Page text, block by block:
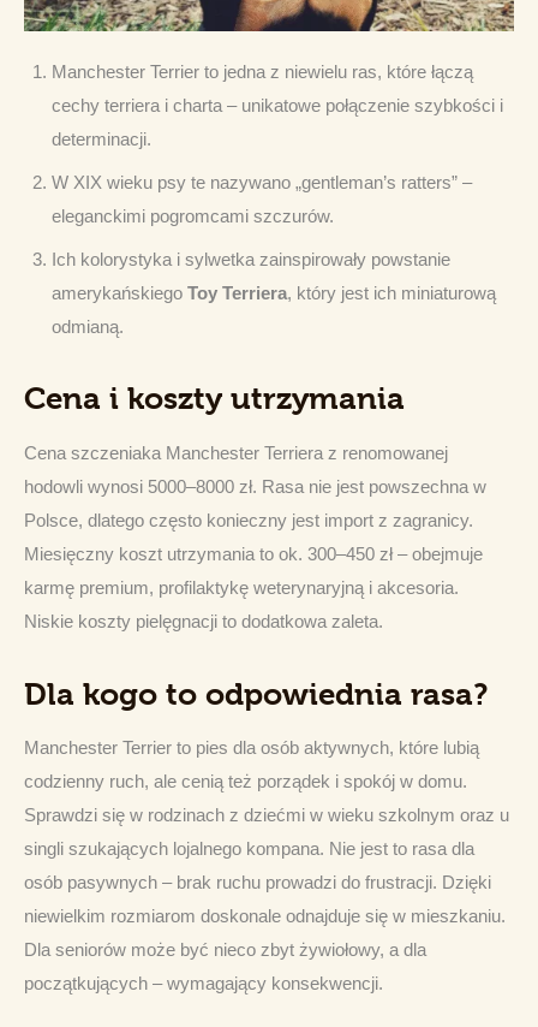
Manchester Terrier to jedna z niewielu ras, które łączą
cechy terriera i charta – unikatowe połączenie szybkości i
determinacji.
W XIX wieku psy te nazywano „gentleman’s ratters” –
eleganckimi pogromcami szczurów.
Ich kolorystyka i sylwetka zainspirowały powstanie
amerykańskiego Toy Terriera, który jest ich miniaturową
odmianą.
Cena i koszty utrzymania
Cena szczeniaka Manchester Terriera z renomowanej
hodowli wynosi 5000–8000 zł. Rasa nie jest powszechna w
Polsce, dlatego często konieczny jest import z zagranicy.
Miesięczny koszt utrzymania to ok. 300–450 zł – obejmuje
karmę premium, profilaktykę weterynaryjną i akcesoria.
Niskie koszty pielęgnacji to dodatkowa zaleta.
Dla kogo to odpowiednia rasa?
Manchester Terrier to pies dla osób aktywnych, które lubią
codzienny ruch, ale cenią też porządek i spokój w domu.
Sprawdzi się w rodzinach z dziećmi w wieku szkolnym oraz u
singli szukających lojalnego kompana. Nie jest to rasa dla
osób pasywnych – brak ruchu prowadzi do frustracji. Dzięki
niewielkim rozmiarom doskonale odnajduje się w mieszkaniu.
Dla seniorów może być nieco zbyt żywiołowy, a dla
początkujących – wymagający konsekwencji.